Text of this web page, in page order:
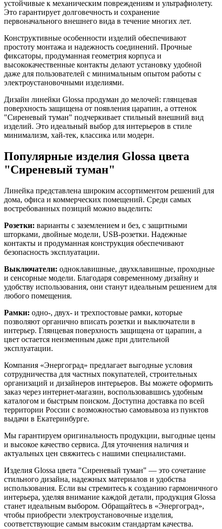
устойчивые к механическим повреждениям и ультрафиолету.
Это гарантирует долговечность и сохранение
первоначального внешнего вида в течение многих лет.
Конструктивные особенности изделий обеспечивают
простоту монтажа и надежность соединений. Прочные
фиксаторы, продуманная геометрия корпуса и
высококачественные контакты делают установку удобной
даже для пользователей с минимальным опытом работы с
электроустановочными изделиями.
Дизайн линейки Glossa продуман до мелочей: глянцевая
поверхность защищена от появления царапин, а оттенок
"Сиреневый туман" подчеркивает стильный внешний вид
изделий. Это идеальный выбор для интерьеров в стиле
минимализм, хай-тек, классика или модерн.
Популярные изделия Glossa цвета
"Сиреневый туман"
Линейка представлена широким ассортиментом решений для
дома, офиса и коммерческих помещений. Среди самых
востребованных позиций можно выделить:
Розетки: варианты с заземлением и без, с защитными
шторками, двойные модели, USB-розетки. Надежные
контакты и продуманная конструкция обеспечивают
безопасность эксплуатации.
Выключатели: одноклавишные, двухклавишные, проходные
и сенсорные модели. Благодаря современному дизайну и
удобству использования, они станут идеальным решением для
любого помещения.
Рамки: одно-, двух- и трехпостовые рамки, которые
позволяют органично вписать розетки и выключатели в
интерьер. Глянцевая поверхность защищена от царапин, а
цвет остается неизменным даже при длительной
эксплуатации.
Компания «Энергоград» предлагает выгодные условия
сотрудничества для частных покупателей, строительных
организаций и дизайнеров интерьеров. Вы можете оформить
заказ через интернет-магазин, воспользовавшись удобным
каталогом и быстрым поиском. Доступна доставка по всей
территории России с возможностью самовывоза из пунктов
выдачи в Екатеринбурге.
Мы гарантируем оригинальность продукции, выгодные цены
и высокое качество сервиса. Для уточнения наличия и
актуальных цен свяжитесь с нашими специалистами.
Изделия Glossa цвета "Сиреневый туман" — это сочетание
стильного дизайна, надежных материалов и удобства
использования. Если вы стремитесь к созданию гармоничного
интерьера, уделяя внимание каждой детали, продукция Glossa
станет идеальным выбором. Обращайтесь в «Энергоград»,
чтобы приобрести электроустановочные изделия,
соответствующие самым высоким стандартам качества.